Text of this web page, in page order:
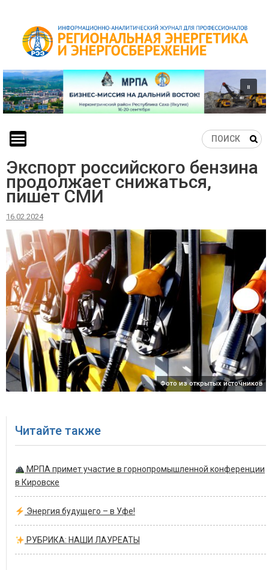
content
Экспорт российского бензина
продолжает снижаться,
пишет СМИ
16.02.2024
Фото из открытых источников
Читайте также
МРПА примет участие в горнопромышленной конференции
в Кировске
Энергия будущего – в Уфе!
РУБРИКА: НАШИ ЛАУРЕАТЫ